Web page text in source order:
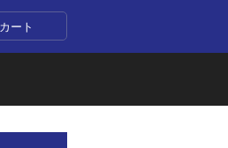
カート